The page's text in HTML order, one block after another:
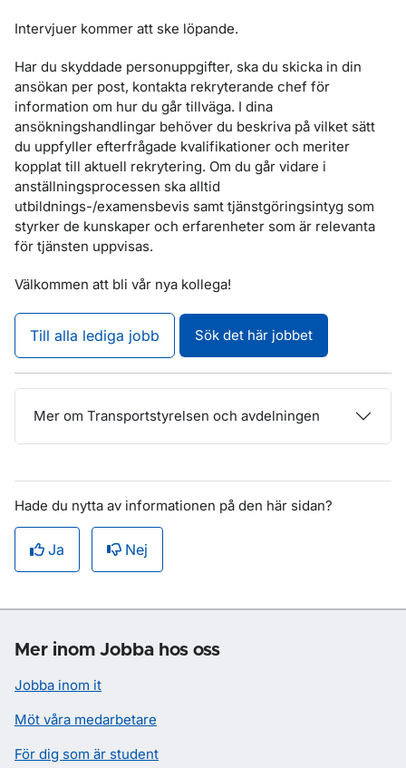
Intervjuer kommer att ske löpande.
Har du skyddade personuppgifter, ska du skicka in din
ansökan per post, kontakta rekryterande chef för
information om hur du går tillväga. I dina
ansökningshandlingar behöver du beskriva på vilket sätt
du uppfyller efterfrågade kvalifikationer och meriter
kopplat till aktuell rekrytering. Om du går vidare i
anställningsprocessen ska alltid
utbildnings-/examensbevis samt tjänstgöringsintyg som
styrker de kunskaper och erfarenheter som är relevanta
för tjänsten uppvisas.
Välkommen att bli vår nya kollega!
Till alla lediga jobb Sök det här jobbet
Mer om Transportstyrelsen och avdelningen
Hade du nytta av informationen på den här sidan?
Ja Nej
Mer inom Jobba hos oss
Jobba inom it
Möt våra medarbetare
För dig som är student